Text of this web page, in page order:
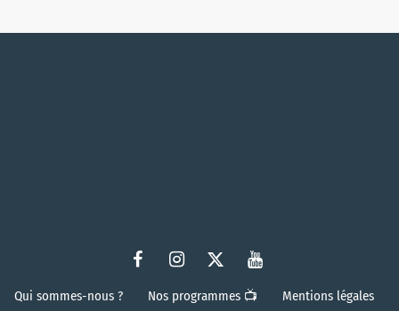
Qui sommes-nous ? Nos programmes 📺
Mentions légales